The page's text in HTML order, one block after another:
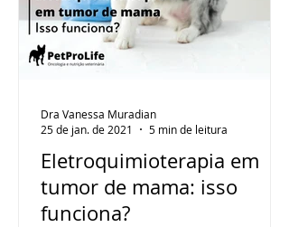
Eletroquimioterapia em
tumor de mama: isso
funciona?
Dra Vanessa Muradian
25 de jan. de 2021
5 min de leitura